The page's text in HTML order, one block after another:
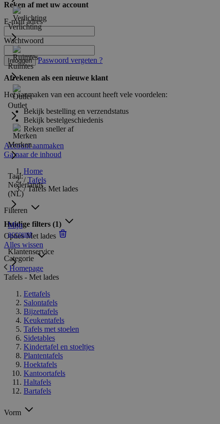
Verlichting
Ruimtes
Outlet
Merken
Taal:
Nederlands
(NL)
Mijn
account
Klantenservice
Reken af met uw account
E-mail adres
Wachtwoord
Inloggen Paswoord vergeten ?
Afrekenen als een nieuwe klant
Het aanmaken van een account heeft vele voordelen:
Bekijk bestelling en verzendstatus
Bekijk bestelgeschiedenis
Reken sneller af
Account aanmaken
Ga naar de inhoud
Home
/ Tafels
/ Tafels Met lades
Filteren
Huidige filters (1)
Opties Met lades
Alles wissen
Categorie
Homepage
Tafels - Met lades
Eettafels
Salontafels
Bijzettafels
Keukentafels
Tafels met stoelen
Sidetables
Kindertafel en stoeltjes
Plantentafels
Hoektafels
Kantoortafels
Haltafels
Bartafels
Vorm